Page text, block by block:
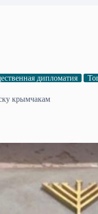
дипломатия
крымчакам